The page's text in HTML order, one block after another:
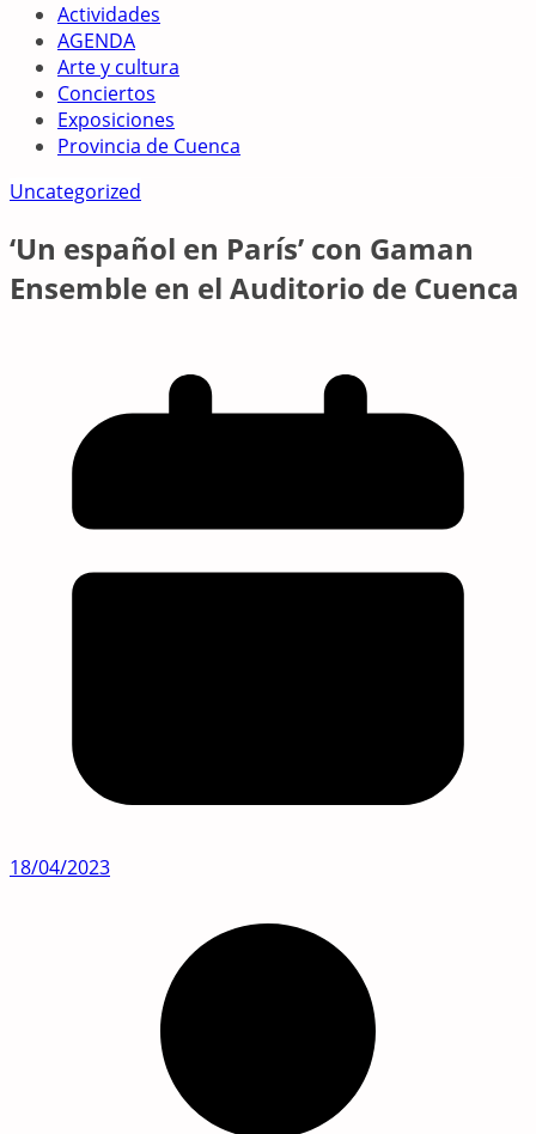
Actividades
AGENDA
Arte y cultura
Conciertos
Exposiciones
Provincia de Cuenca
Uncategorized
‘Un español en París’ con Gaman
Ensemble en el Auditorio de Cuenca
18/04/2023